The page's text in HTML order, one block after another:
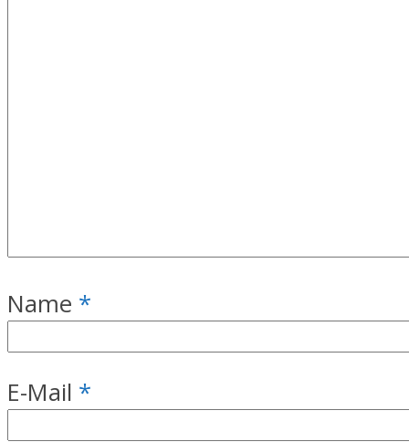
Name *
E-Mail *